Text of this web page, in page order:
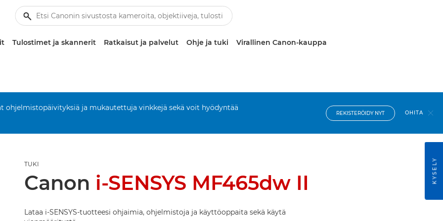
Tulostimet ja skannerit Ratkaisut ja palvelut Ohje ja tuki Virallinen Canon-kauppa
ohjelmistopäivityksiä ja mukautettuja vinkkejä sekä voit hyödyntää
REKISTERÖIDY NYT OHITA
TUKI
Canon i-SENSYS MF465dw II
Lataa i-SENSYS-tuotteesi ohjaimia, ohjelmistoja ja käyttöoppaita sekä käytä
KYSELY